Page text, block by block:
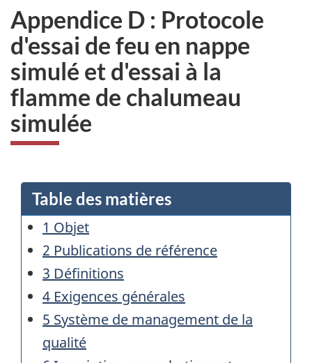
Appendice D : Protocole
d'essai de feu en nappe
simulé et d'essai à la
flamme de chalumeau
simulée
Table des matières
1 Objet
2 Publications de référence
3 Définitions
4 Exigences générales
5 Système de management de la
qualité